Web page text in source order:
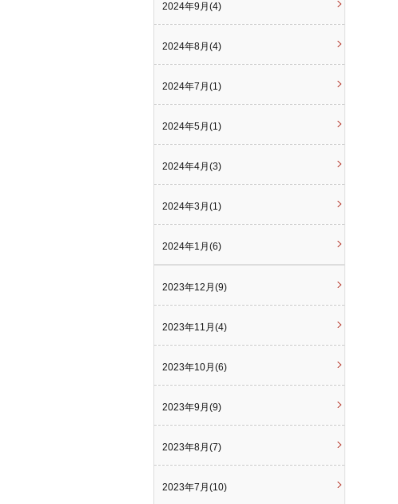
2024年9月(4)
2024年8月(4)
2024年7月(1)
2024年5月(1)
2024年4月(3)
2024年3月(1)
2024年1月(6)
2023年12月(9)
2023年11月(4)
2023年10月(6)
2023年9月(9)
2023年8月(7)
2023年7月(10)